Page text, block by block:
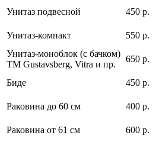
Унитаз подвесной
450 р.
Унитаз-компакт
550 р.
Унитаз-моноблок (с бачком)
ТМ Gustavsberg, Vitra и пр.
650 р.
Биде
450 р.
Раковина до 60 см
400 р.
Раковина от 61 см
600 р.